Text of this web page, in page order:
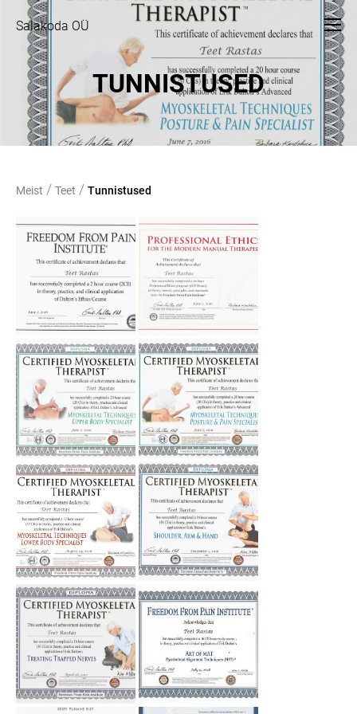
Salakoda OÜ
TUNNISTUSED
Meist / Teet / Tunnistused